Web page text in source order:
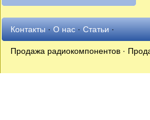
Контакты·О нас·Статьи·
Продажа радиокомпонентов ·